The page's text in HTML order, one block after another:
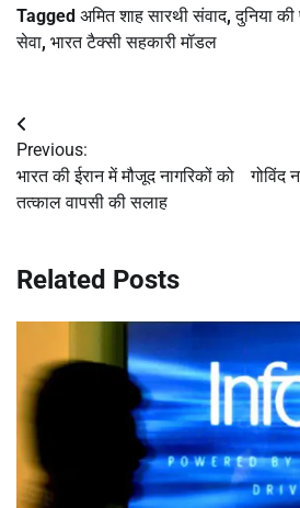
Tagged अमित शाह सारथी संवाद,दुनिया
सेवा, भारत टैक्सी सहकारी मॉडल
Post
navigation
Previous:
भारत की ईरान में मौजूद नागरिकों को
तत्काल वापसी की सलाह
गोविंद
Related Posts